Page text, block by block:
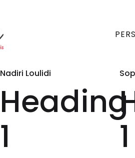
Nadiri Loulidi
Heading
1
1